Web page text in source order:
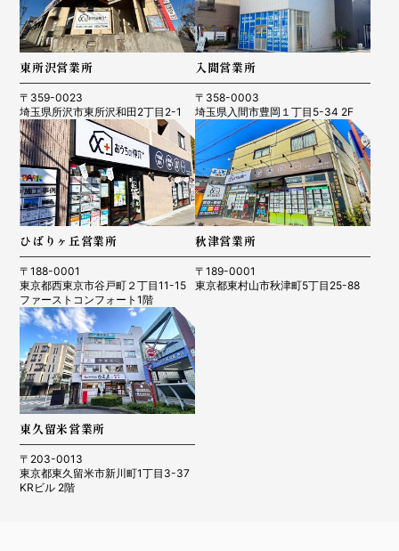
東所沢営業所
〒359-0023
埼玉県所沢市東所沢和田2丁目2-1
入間営業所
〒358-0003
埼玉県入間市豊岡１丁目5-34 2F
ひばりヶ丘営業所
〒188-0001
東京都西東京市谷戸町２丁目11-15
ファーストコンフォート1階
秋津営業所
〒189-0001
東京都東村山市秋津町5丁目25-88
東久留米営業所
〒203-0013
東京都東久留米市新川町1丁目3-37
KRビル 2階